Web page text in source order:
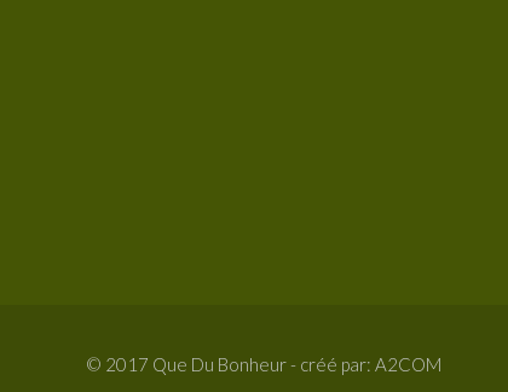
© 2017 Que Du Bonheur - créé par: A2COM